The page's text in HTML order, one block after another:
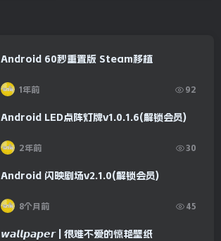
Android 60秒重置版 Steam移植
1年前 92
Android LED点阵灯牌v1.0.1.6(解锁会员)
2年前 30
Android 闪映剧场v2.1.0(解锁会员)
8个月前 45
𝙬𝙖𝙡𝙡𝙥𝙖𝙥𝙚𝙧 | 很难不爱的惊艳壁纸